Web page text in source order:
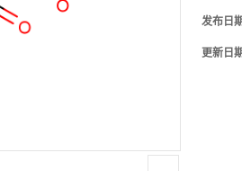
发布日期
更新日期